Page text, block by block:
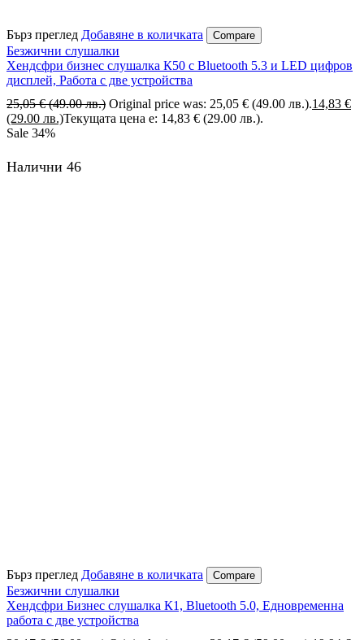
Бърз преглед Добавяне в количката Compare
Безжични слушалки
Хендсфри бизнес слушалка К50 с Bluetooth 5.3 и LED цифров
дисплей, Работа с две устройства
25,05€ (49.00 лв.) Original price was: 25,05 € (49.00 лв.).14,83 €
(29.00 лв.)Текущата цена е: 14,83 € (29.00 лв.).
Sale 34%
Налични 46
Бърз преглед Добавяне в количката Compare
Безжични слушалки
Хендсфри Бизнес слушалка К1, Bluetooth 5.0, Едновременна
работа с две устройства